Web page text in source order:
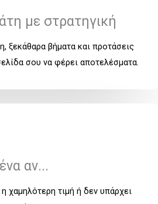
με στρατηγική
ξεκάθαρα βήματα και προτάσεις
σου να φέρει αποτελέσματα.
αν...
η χαμηλότερη τιμή ή δεν υπάρχει